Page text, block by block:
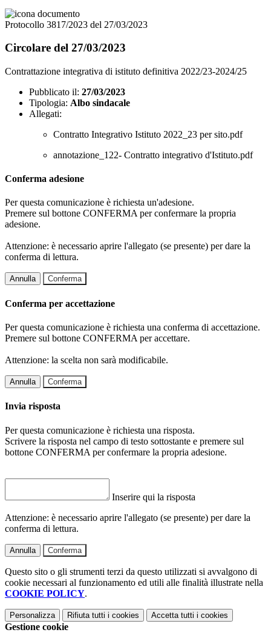
Protocollo 3817/2023 del 27/03/2023
Circolare del 27/03/2023
Contrattazione integrativa di istituto definitiva 2022/23-2024/25
Pubblicato il: 27/03/2023
Tipologia: Albo sindacale
Allegati:
Contratto Integrativo Istituto 2022_23 per sito.pdf
annotazione_122- Contratto integrativo d'Istituto.pdf
Conferma adesione
Per questa comunicazione è richiesta un'adesione.
Premere sul bottone CONFERMA per confermare la propria
adesione.
Attenzione: è necessario aprire l'allegato (se presente) per dare la
conferma di lettura.
Annulla Conferma
Conferma per accettazione
Per questa comunicazione è richiesta una conferma di accettazione.
Premere sul bottone CONFERMA per accettare.
Attenzione: la scelta non sarà modificabile.
Annulla Conferma
Invia risposta
Per questa comunicazione è richiesta una risposta.
Scrivere la risposta nel campo di testo sottostante e premere sul
bottone CONFERMA per confermare la propria adesione.
Inserire qui la risposta
Attenzione: è necessario aprire l'allegato (se presente) per dare la
conferma di lettura.
Annulla Conferma
Questo sito o gli strumenti terzi da questo utilizzati si avvalgono di
cookie necessari al funzionamento ed utili alle finalità illustrate nella
COOKIE POLICY.
Personalizza Rifiuta tutti i cookies Accetta tutti i cookies
Gestione cookie